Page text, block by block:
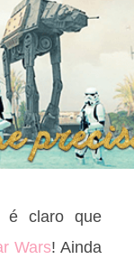
é claro que
Wars! Ainda